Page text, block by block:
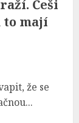
Češi
to mají
že se